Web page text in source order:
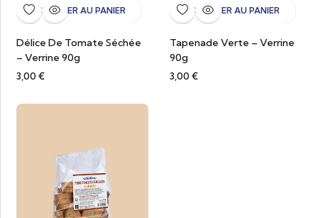
AJOUTER AU PANIER
Délice De Tomate Séchée
– Verrine 90g
3,00 €
AJOUTER AU PANIER
Tapenade Verte – Verrine
90g
3,00 €